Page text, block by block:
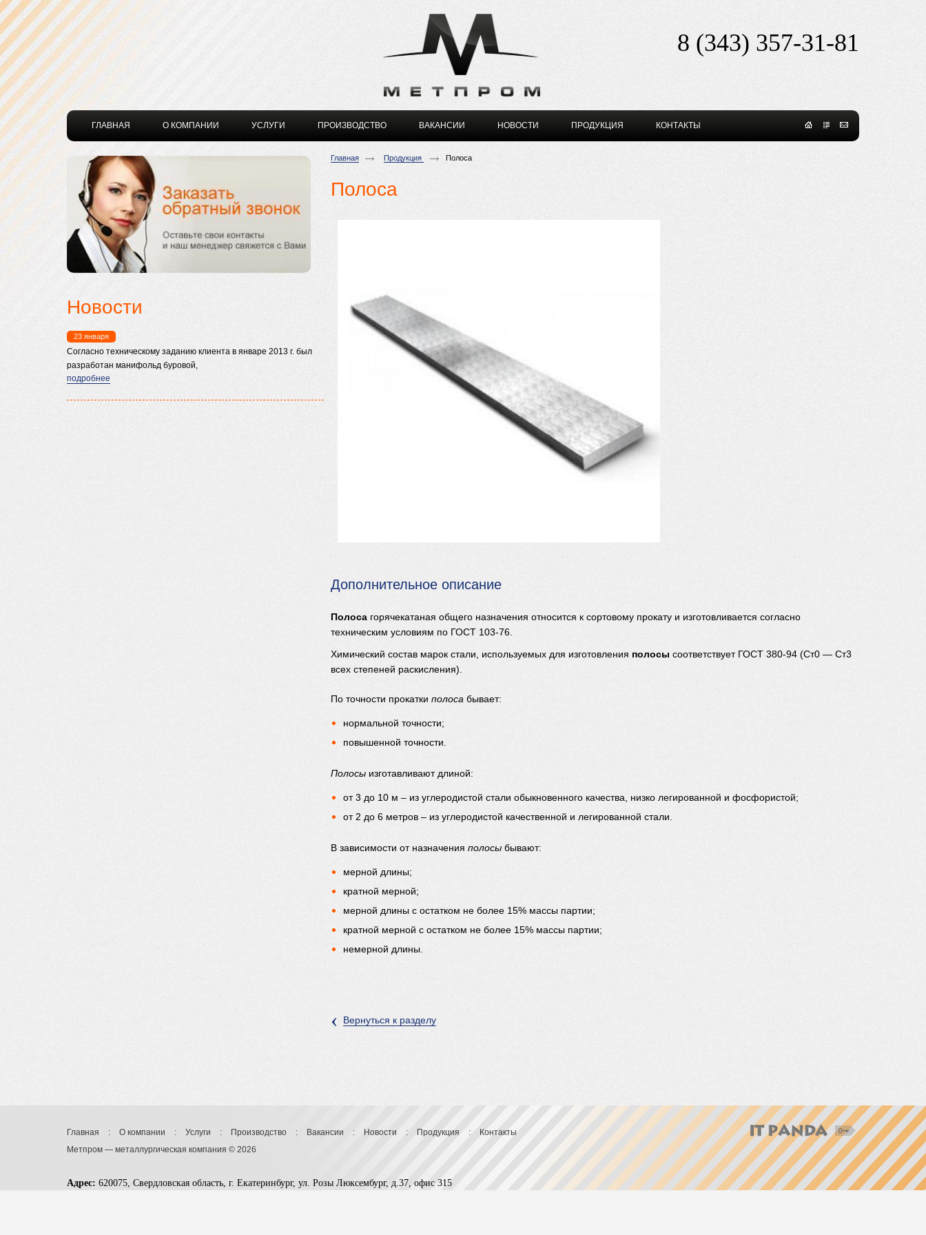
8 (343) 357-31-81​
ГЛАВНАЯ О КОМПАНИИ УСЛУГИ ПРОИЗВОДСТВО ВАКАНСИИ НОВОСТИ ПРОДУКЦИЯ КОНТАКТЫ
Новости
23 января
Согласно техническому заданию клиента в январе 2013 г. был
разработан манифольд буровой,
подробнее
Главная Продукция Полоса
Полоса
Дополнительное описание
Полоса горячекатаная общего назначения относится к сортовому прокату и изготовливается согласно
техническим условиям по ГОСТ 103-76.
Химический состав марок стали, используемых для изготовления полосы соответствует ГОСТ 380-94 (Ст0 — Ст3
всех степеней раскисления).
По точности прокаткиполоса бывает:
нормальной точности;
повышенной точности.
Полосы изготавливают длиной:
от 3 до 10 м – из углеродистой стали обыкновенного качества, низко легированной и фосфористой;
от 2 до 6 метров – из углеродистой качественной и легированной стали.
В зависимости от назначенияполосы бывают:
мерной длины;
кратной мерной;
мерной длины с остатком не более 15% массы партии;
кратной мерной с остатком не более 15% массы партии;
немерной длины.
‹ Вернуться к разделу
Главная : О компании : Услуги : Производство : Вакансии : Новости : Продукция :
Контакты
Метпром — металлургическая компания © 2026
Адрес: 620075, Свердловская область, г. Екатеринбург, ул. Розы Люксембург, д.37, офис 315